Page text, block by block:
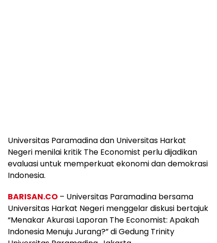
Universitas Paramadina dan Universitas Harkat
Negeri menilai kritik The Economist perlu dijadikan
evaluasi untuk memperkuat ekonomi dan demokrasi
Indonesia.
BARISAN.CO – Universitas Paramadina bersama
Universitas Harkat Negeri menggelar diskusi bertajuk
“Menakar Akurasi Laporan The Economist: Apakah
Indonesia Menuju Jurang?” di Gedung Trinity